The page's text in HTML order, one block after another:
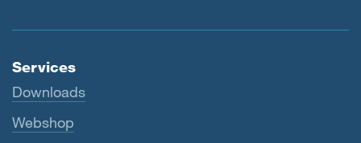
Services
Downloads
Webshop